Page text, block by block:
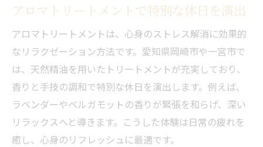
アロマトリートメントで特別な休日を演出
アロマトリートメントは、心身のストレス解消に効果的
なリラクゼーション方法です。愛知県岡崎市や一宮市で
は、天然精油を用いたトリートメントが充実しており、
香りと手技の調和で特別な休日を演出します。例えば、
ラベンダーやベルガモットの香りが緊張を和らげ、深い
リラックスへと導きます。こうした体験は日常の疲れを
癒し、心身のリフレッシュに最適です。